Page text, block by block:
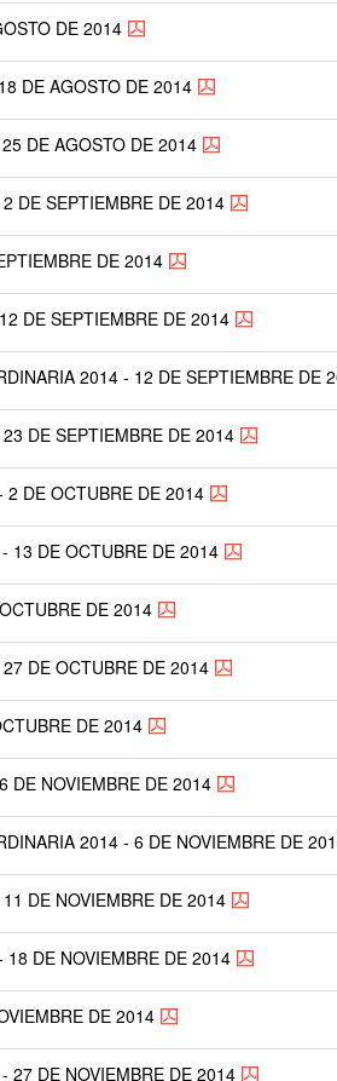
DE 2014
DE AGOSTO DE 2014
DE AGOSTO DE 2014
DE SEPTIEMBRE DE 2014
DE 2014
DE SEPTIEMBRE DE 2014
2014 - 12 DE SEPTIEMBRE DE
DE SEPTIEMBRE DE 2014
2 DE OCTUBRE DE 2014
13 DE OCTUBRE DE 2014
DE 2014
DE OCTUBRE DE 2014
DE 2014
DE NOVIEMBRE DE 2014
2014 - 6 DE NOVIEMBRE DE
DE NOVIEMBRE DE 2014
DE NOVIEMBRE DE 2014
DE 2014
27 DE NOVIEMBRE DE 2014